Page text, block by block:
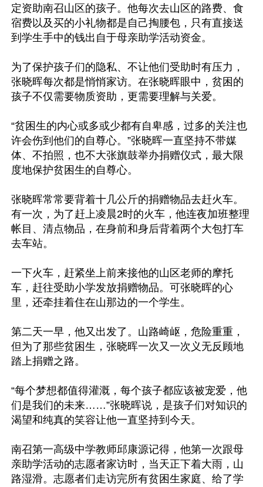
定资助南召山区的孩子。他每次去山区的路费、食
宿费以及买的小礼物都是自己掏腰包，只有直接送
到学生手中的钱出自于母亲助学活动资金。
为了保护孩子们的隐私、不让他们受助时有压力，
张晓晖每次都是悄悄家访。在张晓晖眼中，贫困的
孩子不仅需要物质资助，更需要理解与关爱。
“贫困生的内心或多或少都有自卑感，过多的关注也
许会伤到他们的自尊心。”张晓晖一直坚持不带媒
体、不拍照，也不大张旗鼓举办捐赠仪式，最大限
度地保护贫困生的自尊心。
张晓晖常常要背着十几公斤的捐赠物品去赶火车。
有一次，为了赶上凌晨2时的火车，他连夜加班整理
帐目、清点物品，在身前和身后背着两个大包打车
去车站。
一下火车，赶紧坐上前来接他的山区老师的摩托
车，赶往受助小学发放捐赠物品。可张晓晖的心
里，还牵挂着住在山那边的一个学生。
第二天一早，他又出发了。山路崎岖，危险重重，
但为了那些贫困生，张晓晖一次又一次义无反顾地
踏上捐赠之路。
“每个梦想都值得灌溉，每个孩子都应该被宠爱，他
们是我们的未来……”张晓晖说，是孩子们对知识的
渴望和纯真的笑容让他一直坚持到今天。
南召第一高级中学教师邱康源记得，他第一次跟母
亲助学活动的志愿者家访时，当天正下着大雨，山
路湿滑。志愿者们走访完所有贫困生家庭、给了学